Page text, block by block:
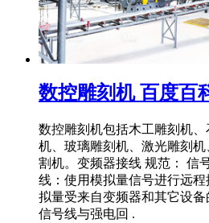
数控雕刻机 百度百
数控雕刻机包括木工雕刻机
机、玻璃雕刻机、激光雕刻
割机。变频器接线 规范： 信
线：使用模拟量信号进行远
拟量受来自变频器和其它设
信号线与强电回 .